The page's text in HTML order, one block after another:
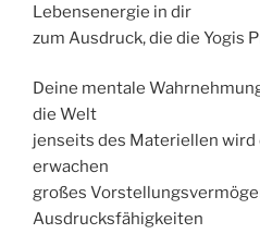
Lebensenergie in dir
zum Ausdruck, die die Yogis
Deine mentale
die Welt
jenseits des Materiellen
erwachen
großes
Ausdrucksfähigkeiten